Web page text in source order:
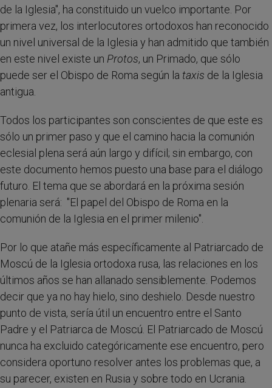
de la Iglesia", ha constituido un vuelco importante. Por
primera vez, los interlocutores ortodoxos han reconocido
un nivel universal de la Iglesia y han admitido que también
en este nivel existe un Protos, un Primado, que sólo
puede ser el Obispo de Roma según la taxis de la Iglesia
antigua.
Todos los participantes son conscientes de que este es
sólo un primer paso y que el camino hacia la comunión
eclesial plena será aún largo y difícil; sin embargo, con
este documento hemos puesto una base para el diálogo
futuro. El tema que se abordará en la próxima sesión
plenaria será: "El papel del Obispo de Roma en la
comunión de la Iglesia en el primer milenio".
Por lo que atañe más específicamente al Patriarcado de
Moscú de la Iglesia ortodoxa rusa, las relaciones en los
últimos años se han allanado sensiblemente. Podemos
decir que ya no hay hielo, sino deshielo. Desde nuestro
punto de vista, sería útil un encuentro entre el Santo
Padre y el Patriarca de Moscú. El Patriarcado de Moscú
nunca ha excluido categóricamente ese encuentro, pero
considera oportuno resolver antes los problemas que, a
su parecer, existen en Rusia y sobre todo en Ucrania.